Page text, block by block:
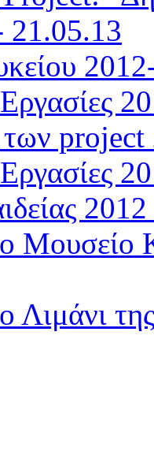
21.05.13
Εργασίες
Εργασίες
Μουσείο
Λιμάνι